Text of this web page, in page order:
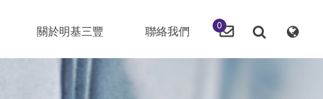
0
關於明基三豐 聯絡我們